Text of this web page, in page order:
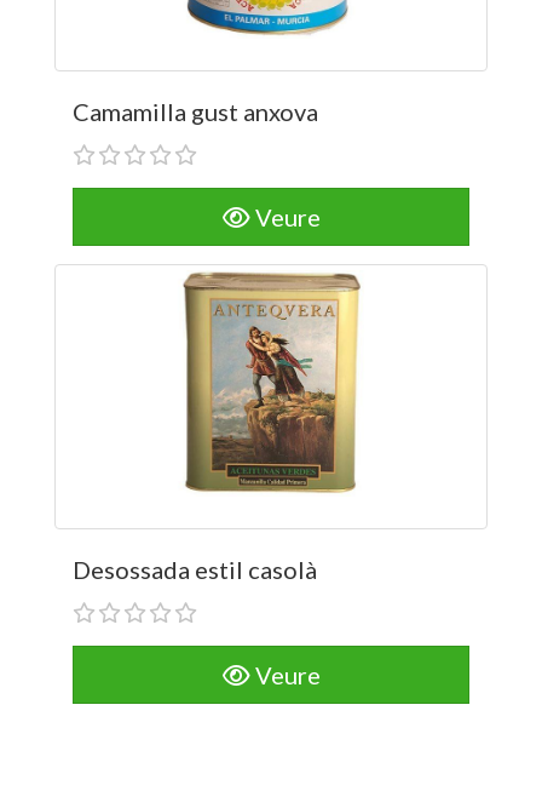
Camamilla gust anxova
Veure
Desossada estil casolà
Veure